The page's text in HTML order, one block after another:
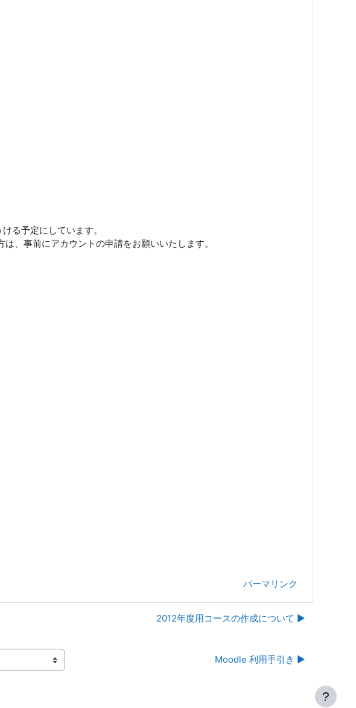
る予定にしています。
、事前にアカウントの申請をお願いいたします。
パーマリンク
2012年度用コースの作成について ▶︎
Moodle 利用手引き ▶︎